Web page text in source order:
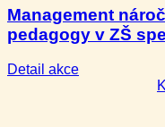
(funkční
hodnocení)
Management
pedagogy v ZŠ
Detail akce:
Management